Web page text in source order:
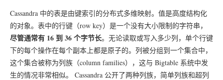
Cassandra 中的表是由键索引的分布式多维映射。值是高度结构化
的对象。表中的行键（row key）是一个没有大小限制的字符串，
尽管通常有 16 到 36 个字节长。无论读取或写入多少列，单个行键
下的每个操作在每个副本上都是原子的。列被分组到一个集合中，
这个集合被称为列族（column families），这与 Bigtable 系统中发
生的情况非常相似。 Cassandra 公开了两种列族，简单列族和超列